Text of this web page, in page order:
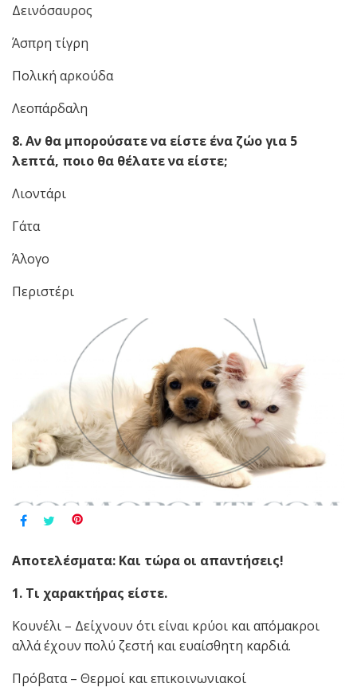
Δεινόσαυρος
Άσπρη τίγρη
Πολική αρκούδα
Λεοπάρδαλη
8. Αν θα μπορούσατε να είστε ένα ζώο για 5
λεπτά, ποιο θα θέλατε να είστε;
Λιοντάρι
Γάτα
Άλογο
Περιστέρι
Αποτελέσματα: Και τώρα οι απαντήσεις!
1. Τι χαρακτήρας είστε.
Κουνέλι – Δείχνουν ότι είναι κρύοι και απόμακροι
αλλά έχουν πολύ ζεστή και ευαίσθητη καρδιά.
Πρόβατα – Θερμοί και επικοινωνιακοί